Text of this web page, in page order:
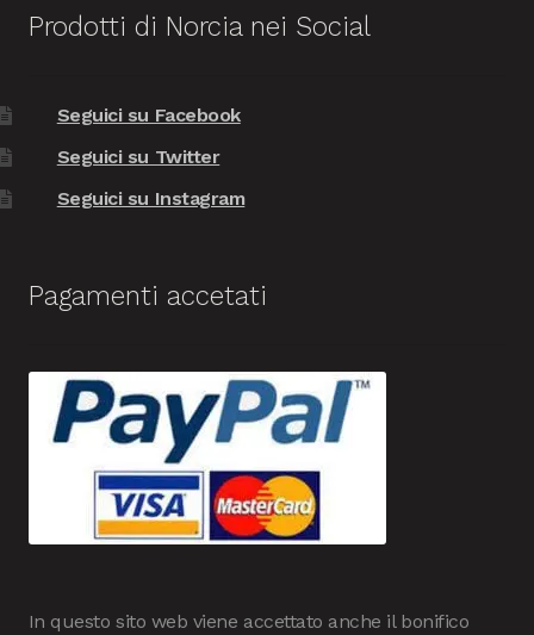
Prodotti di Norcia nei Social
Seguici su Facebook
Seguici su Twitter
Seguici su Instagram
Pagamenti accetati
In questo sito web viene accettato anche il bonifico